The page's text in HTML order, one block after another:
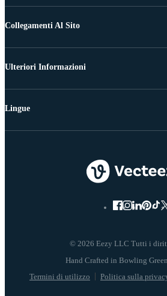
Collegamenti Al Sito
Ulteriori Informazioni
© 2026 Eezy LLC Tutti i
Termini di utilizzo Politica sulla
Lingue